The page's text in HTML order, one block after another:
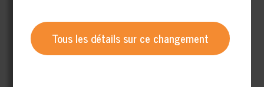
Projet : Promis j’arrête…demain
Nom : Emilie-Anna Beaulieu, secondaire 3
Tous les détails sur ce changement